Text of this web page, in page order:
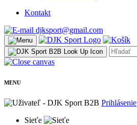
Kontakt
djksport@gmail.com
MENU
Prihlásenie
Sieťe